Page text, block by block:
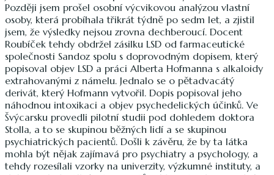
Později jsem prošel osobní výcvikovou analýzou vlastní
osoby, která probíhala třikrát týdně po sedm let, a zjistil
jsem, že výsledky nejsou zrovna dechberoucí. Docent
Roubíček tehdy obdržel zásilku LSD od farmaceutické
společnosti Sandoz spolu s doprovodným dopisem, který
popisoval objev LSD a práci Alberta Hofmanna s alkaloidy
extrahovanými z námelu. Jednalo se o pětadvacátý
derivát, který Hofmann vytvořil. Dopis popisoval jeho
náhodnou intoxikaci a objev psychedelických účinků. Ve
Švýcarsku provedli pilotní studii pod dohledem doktora
Stolla, a to se skupinou běžných lidí a se skupinou
psychiatrických pacientů. Došli k závěru, že by ta látka
mohla být nějak zajímavá pro psychiatry a psychology, a
tehdy rozesílali vzorky na univerzity, výzkumné instituty, a